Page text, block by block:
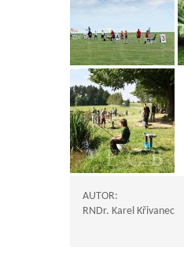
AUTOR:
RNDr. Karel Křivanec